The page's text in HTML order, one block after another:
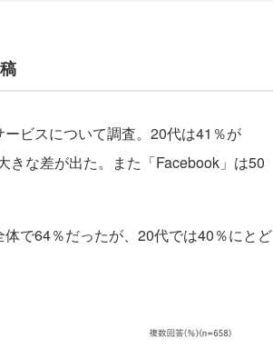
ビスについて調査。20代は41％が
きな差が出た。また「Facebook」は50
で64％だったが、20代では40％にとど